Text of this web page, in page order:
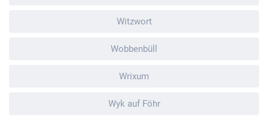
Witzwort
Wobbenbüll
Wrixum
Wyk auf Föhr